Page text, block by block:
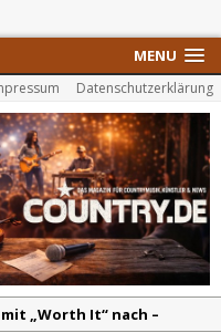
MENU
Datenschutzerklärung
„Worth It“ nach –